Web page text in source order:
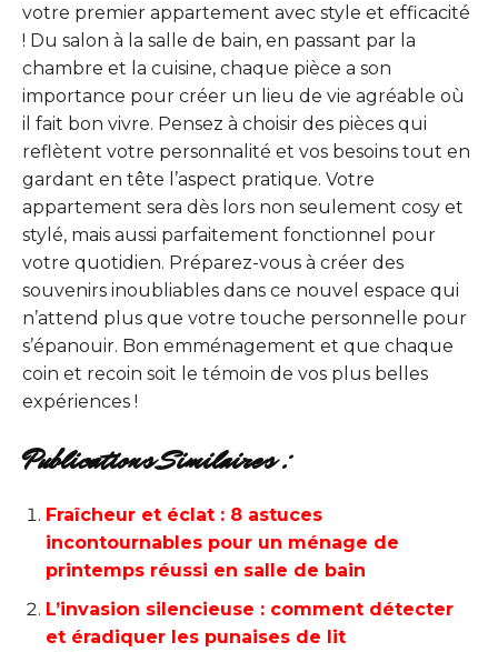
votre premier appartement avec style et efficacité
! Du salon à la salle de bain, en passant par la
chambre et la cuisine, chaque pièce a son
importance pour créer un lieu de vie agréable où
il fait bon vivre. Pensez à choisir des pièces qui
reflètent votre personnalité et vos besoins tout en
gardant en tête l’aspect pratique. Votre
appartement sera dès lors non seulement cosy et
stylé, mais aussi parfaitement fonctionnel pour
votre quotidien. Préparez-vous à créer des
souvenirs inoubliables dans ce nouvel espace qui
n’attend plus que votre touche personnelle pour
s’épanouir. Bon emménagement et que chaque
coin et recoin soit le témoin de vos plus belles
expériences !
Publications Similaires :
Fraîcheur et éclat : 8 astuces
incontournables pour un ménage de
printemps réussi en salle de bain
L’invasion silencieuse : comment détecter
et éradiquer les punaises de lit